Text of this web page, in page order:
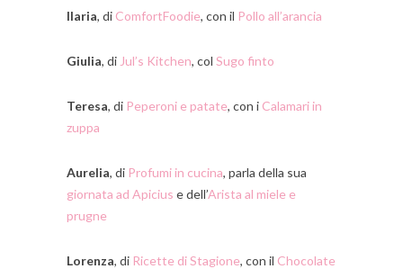
Ilaria, di ComfortFoodie, con il Pollo all’arancia
Giulia, di Jul’s Kitchen, col Sugo finto
Teresa, di Peperoni e patate, con i Calamari in
zuppa
Aurelia, di Profumi in cucina, parla della sua
giornata ad Apicius e dell’Arista al miele e
prugne
Lorenza, di Ricette di Stagione, con il Chocolate